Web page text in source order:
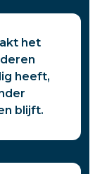
het
heeft,
blijft.